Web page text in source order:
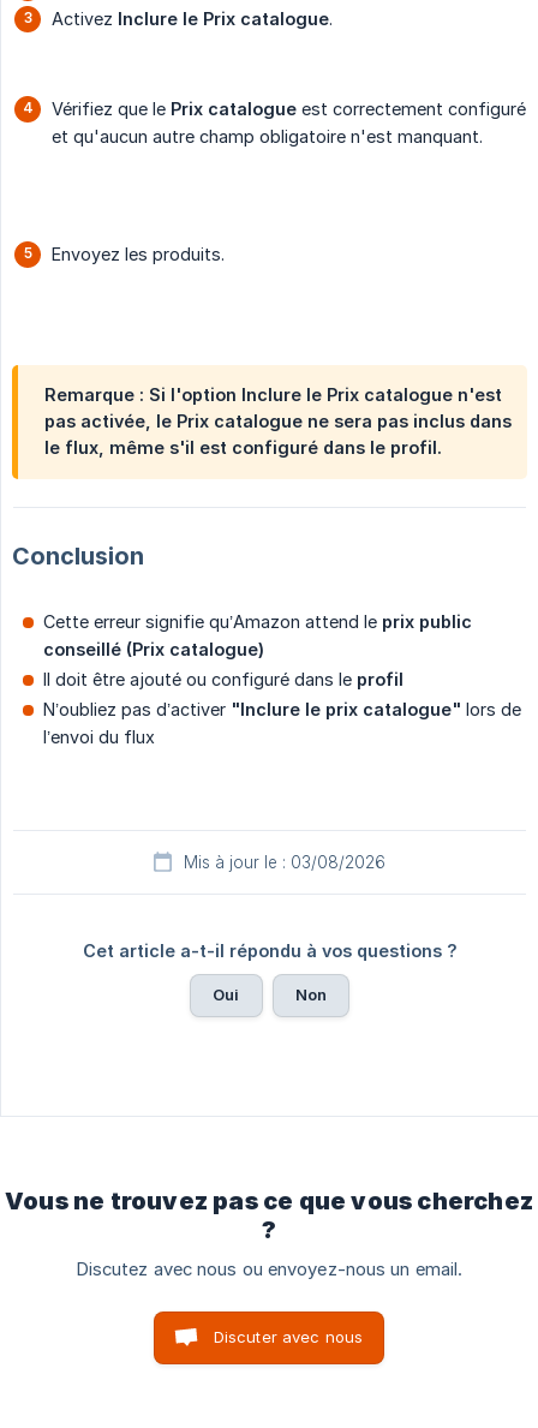
Activez Inclure le Prix catalogue.
Vérifiez que le Prix catalogue est correctement configuré
et qu'aucun autre champ obligatoire n'est manquant.
Envoyez les produits.
Remarque : Si l'option Inclure le Prix catalogue n'est
pas activée, le Prix catalogue ne sera pas inclus dans
le flux, même s'il est configuré dans le profil.
Conclusion
Cette erreur signifie qu’Amazon attend le prix public
conseillé (Prix catalogue)
Il doit être ajouté ou configuré dans le profil
N’oubliez pas d’activer "Inclure le prix catalogue" lors de
l’envoi du flux
Mis à jour le : 03/08/2026
Cet article a-t-il répondu à vos questions ?
Oui Non
Vous ne trouvez pas ce que vous cherchez
?
Discutez avec nous ou envoyez-nous un email.
Discuter avec nous